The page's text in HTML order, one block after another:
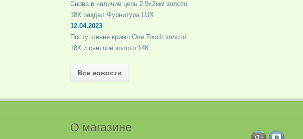
Снова в наличие цепь 2.5х2мм золото
18К раздел Фурнитура LUX
12.04.2023
Поступление кримп One Touch золото
18К и светлое золото 14К
Все новости
О магазине